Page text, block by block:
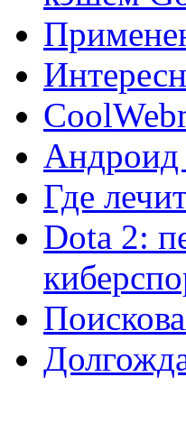
Андроид
Где
Dota 2: